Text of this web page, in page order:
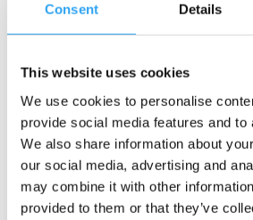
Consent Details
This website uses cookies
We use cookies to personalise
provide social media features and to
We also share information about
our social media, advertising and
may combine it with other
provided to them or that they’ve